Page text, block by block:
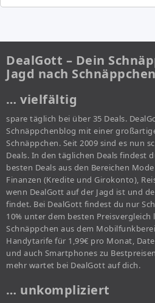
DealGott – Dein
Jagd nach
… vielfältig
spare täglich bei über 35 Deals.
Schnäppchenblog mit einer
Schnäppchen. Seit 2009 sind es nun
Deals. In den täglichen Deals findest
besten Deals aus den Bereichen
Finanzen (Kredite und Girokonto),
wenn DealGott auf der Jagd ist und
findet. Bei DealGott findest du nur
10% unter dem besten
Schnäppchen aus dem
Handytarife für 1,99€ pro Monat,
und auch Smartphones zu
mehr wartet bei DealGott auf dich.
… unkompliziert